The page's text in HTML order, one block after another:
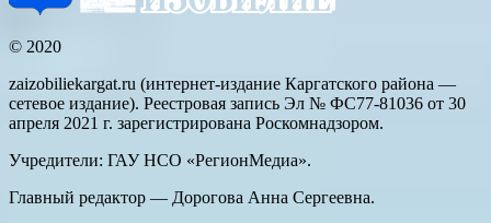
© 2020
zaizobiliekargat.ru (интернет-издание Каргатского района —
сетевое издание). Реестровая запись Эл № ФС77-81036 от 30
апреля 2021 г. зарегистрирована Роскомнадзором.
Учредители: ГАУ НСО «РегионМедиа».
Главный редактор — Дорогова Анна Сергеевна.